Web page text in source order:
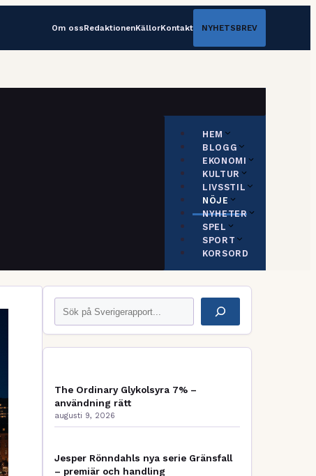
Om ossRedaktionenKällorKontakt NYHETSBREV
HEM
BLOGG
EKONOMI
KULTUR
LIVSSTIL
NÖJE
NYHETER
SPEL
SPORT
KORSORD
Sök
The Ordinary Glykolsyra 7% –
användning rätt
augusti 9, 2026
Jesper Rönndahls nya serie Gränsfall
– premiär och handling